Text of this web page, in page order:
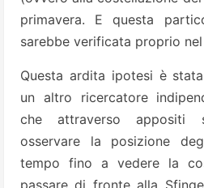
primavera. E questa
sarebbe verificata proprio nel
Questa ardita ipotesi è
un altro ricercatore
che attraverso appositi
osservare la posizione
tempo fino a vedere la
passare di fronte alla